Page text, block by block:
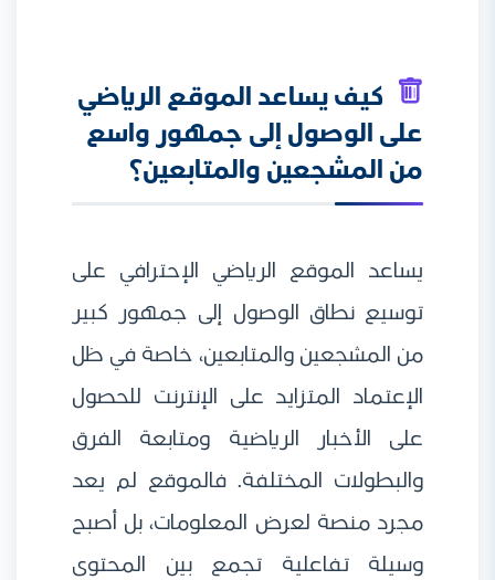
كيف يساعد الموقع الرياضي
على الوصول إلى جمهور واسع
من المشجعين والمتابعين؟
يساعد الموقع الرياضي الإحترافي على
توسيع نطاق الوصول إلى جمهور كبير
من المشجعين والمتابعين، خاصة في ظل
الإعتماد المتزايد على الإنترنت للحصول
على الأخبار الرياضية ومتابعة الفرق
والبطولات المختلفة. فالموقع لم يعد
مجرد منصة لعرض المعلومات، بل أصبح
وسيلة تفاعلية تجمع بين المحتوى